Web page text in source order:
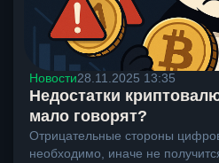
Новости28.11.2025 13:35
Недостатки
мало говорят?
Отрицательные стороны
необходимо, иначе не